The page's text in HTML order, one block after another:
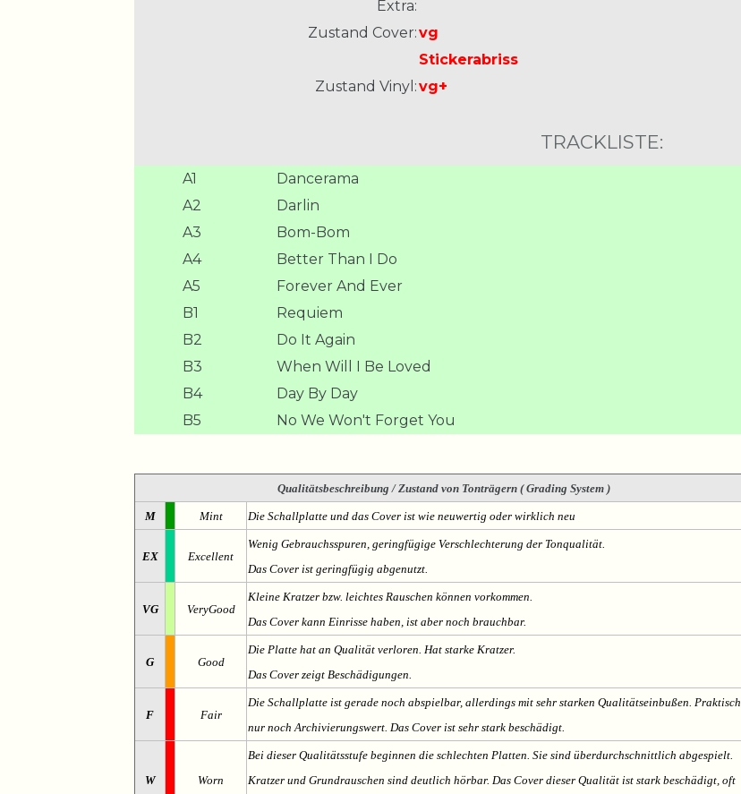
Extra:
Zustand Cover:vg
Stickerabriss
Zustand Vinyl:vg+
TRACKLISTE:
A1
Dancerama
A2
Darlin
A3
Bom-Bom
A4
Better Than I Do
A5
Forever And Ever
B1
Requiem
B2
Do It Again
B3
When Will I Be Loved
B4
Day By Day
B5
No We Won't Forget You
Qualitätsbeschreibung / Zustand von Tonträgern ( Grading System )
M Mint Die Schallplatte und das Cover ist wie neuwertig oder wirklich neu
EX Excellent
Wenig Gebrauchsspuren, geringfügige Verschlechterung der Tonqualität.
Das Cover ist geringfügig abgenutzt.
VG VeryGood
Kleine Kratzer bzw. leichtes Rauschen können vorkommen.
Das Cover kann Einrisse haben, ist aber noch brauchbar.
G Good
Die Platte hat an Qualität verloren. Hat starke Kratzer.
Das Cover zeigt Beschädigungen.
F Fair
Die Schallplatte ist gerade noch abspielbar, allerdings mit sehr starken Qualitätseinbußen. Praktisch
nur noch Archivierungswert. Das Cover ist sehr stark beschädigt.
W Worn
Bei dieser Qualitätsstufe beginnen die schlechten Platten. Sie sind überdurchschnittlich abgespielt.
Kratzer und Grundrauschen sind deutlich hörbar. Das Cover dieser Qualität ist stark beschädigt, oft